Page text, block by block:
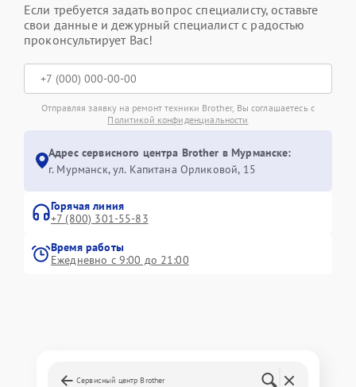
Если требуется задать вопрос специалисту, оставьте
свои данные и дежурный специалист с радостью
проконсультирует Вас!
Отправляя заявку на ремонт техники Brother, Вы соглашаетесь с
Политикой конфиденциальности
Адрес сервисного центра Brother в Мурманске:
г. Мурманск, ул. Капитана Орликовой, 15
Горячая линия
+7 (800) 301-55-83
Время работы
Ежедневно с 9:00 до 21:00
Сервисный центр Brother